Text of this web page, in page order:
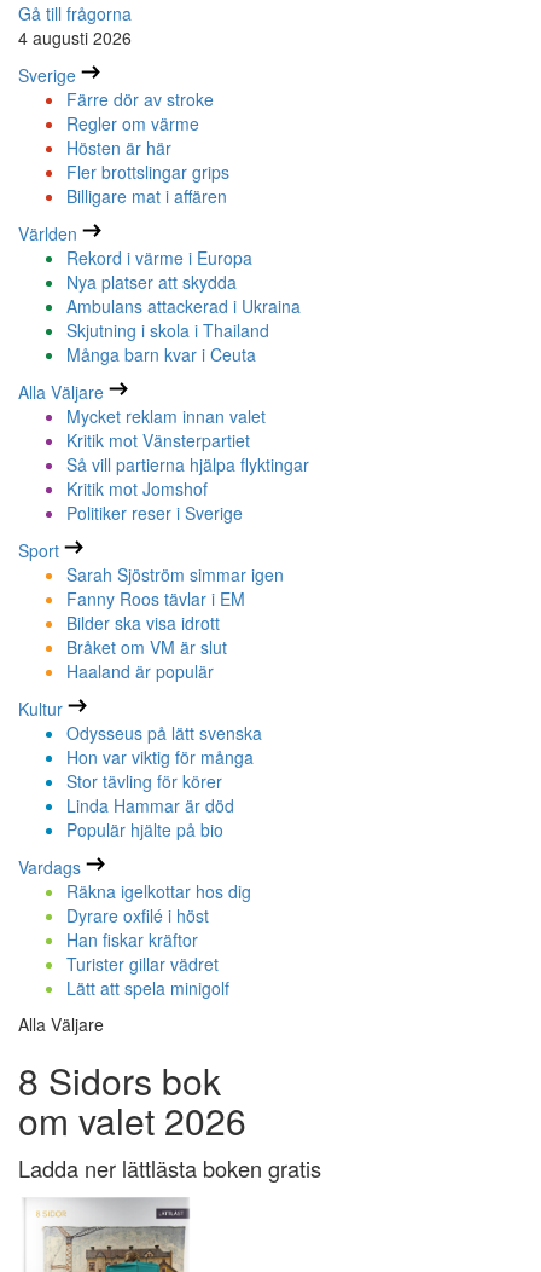
Gå till frågorna
4 augusti 2026
Sverige
Färre dör av stroke
Regler om värme
Hösten är här
Fler brottslingar grips
Billigare mat i affären
Världen
Rekord i värme i Europa
Nya platser att skydda
Ambulans attackerad i Ukraina
Skjutning i skola i Thailand
Många barn kvar i Ceuta
Alla Väljare
Mycket reklam innan valet
Kritik mot Vänsterpartiet
Så vill partierna hjälpa flyktingar
Kritik mot Jomshof
Politiker reser i Sverige
Sport
Sarah Sjöström simmar igen
Fanny Roos tävlar i EM
Bilder ska visa idrott
Bråket om VM är slut
Haaland är populär
Kultur
Odysseus på lätt svenska
Hon var viktig för många
Stor tävling för körer
Linda Hammar är död
Populär hjälte på bio
Vardags
Räkna igelkottar hos dig
Dyrare oxfilé i höst
Han fiskar kräftor
Turister gillar vädret
Lätt att spela minigolf
Alla Väljare
8 Sidors bok
om valet 2026
Ladda ner lättlästa boken gratis